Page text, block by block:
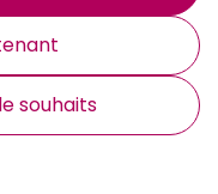
souhaits